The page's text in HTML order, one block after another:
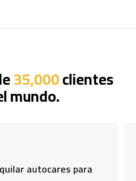
35,000clientes
mundo.
autocares para